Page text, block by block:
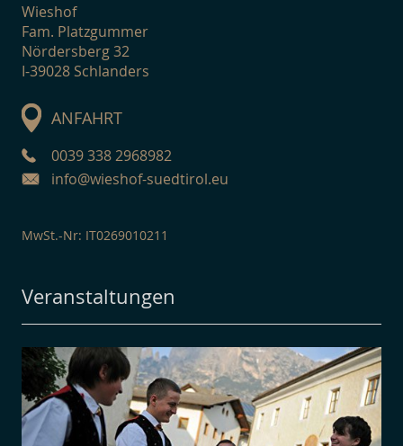
Wieshof
Fam. Platzgummer
Nördersberg 32
I-39028 Schlanders
ANFAHRT
0039 338 2968982
info@wieshof-suedtirol.eu
MwSt.-Nr: IT0269010211
Veranstaltungen